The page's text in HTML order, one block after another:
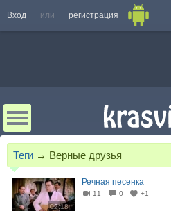
Вход или регистрация
Теги → Верные друзья
02:18
Речная песенка
11 0 +1